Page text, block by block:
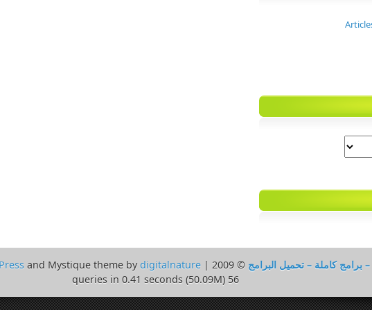
برامج كاملة – تحميل البرامج © 2009 | Powered by
and Mystique theme bydigitalnature
56 queries in 0.41 seconds (50.09M)